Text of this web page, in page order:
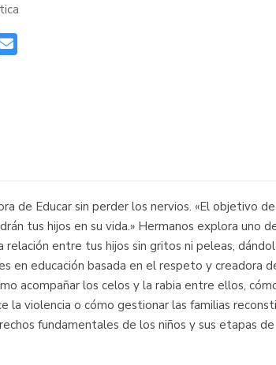
de Educar sin perder los nervios. «El objetivo
tus hijos en su vida.» Hermanos explora uno
entre tus hijos sin gritos ni peleas,
en educación basada en el respeto y creadora
acompañar los celos y la rabia entre ellos,
la violencia o cómo gestionar las familias
fundamentales de los niños y sus etapas